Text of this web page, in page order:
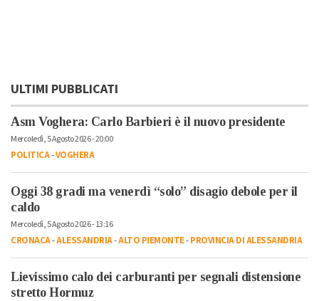
ULTIMI PUBBLICATI
Asm Voghera: Carlo Barbieri è il nuovo presidente
Mercoledì, 5 Agosto 2026 - 20:00
POLITICA-VOGHERA
Oggi 38 gradi ma venerdì “solo” disagio debole per il
caldo
Mercoledì, 5 Agosto 2026 - 13:16
CRONACA-ALESSANDRIA-ALTO PIEMONTE-PROVINCIA DI ALESSANDRIA
Lievissimo calo dei carburanti per segnali distensione
stretto Hormuz